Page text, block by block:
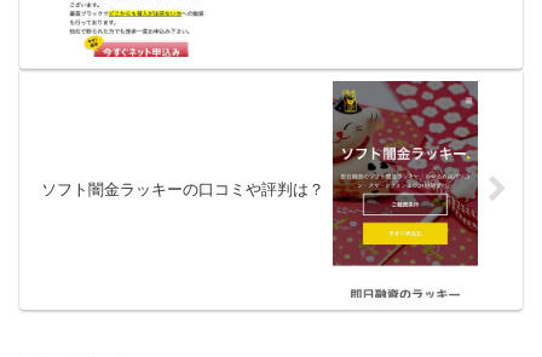
ソフト闇金ラッキーの口コミや評判は？